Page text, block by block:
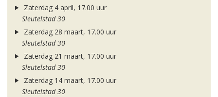
Zaterdag 4 april, 17.00 uur
Sleutelstad 30
Zaterdag 28 maart, 17.00 uur
Sleutelstad 30
Zaterdag 21 maart, 17.00 uur
Sleutelstad 30
Zaterdag 14 maart, 17.00 uur
Sleutelstad 30